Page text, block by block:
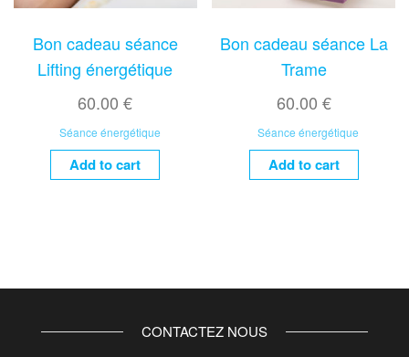
Bon cadeau séance
Lifting énergétique
60.00€
Séance énergétique
Add to cart
Bon cadeau séance La
Trame
60.00 €
Séance énergétique
Add to cart
CONTACTEZ NOUS